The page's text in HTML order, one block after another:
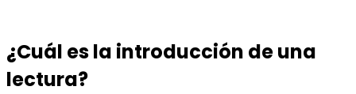
¿Cuál es la introducción de una
lectura?